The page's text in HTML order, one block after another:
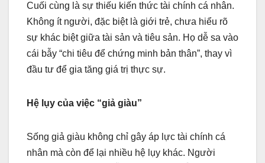
Cuối cùng là sự thiếu kiến thức tài chính cá nhân.
Không ít người, đặc biệt là giới trẻ, chưa hiểu rõ
sự khác biệt giữa tài sản và tiêu sản. Họ dễ sa vào
cái bẫy “chi tiêu để chứng minh bản thân”, thay vì
đầu tư để gia tăng giá trị thực sự.
Hệ lụy của việc “giả giàu”
Sống giả giàu không chỉ gây áp lực tài chính cá
nhân mà còn để lại nhiều hệ lụy khác. Người